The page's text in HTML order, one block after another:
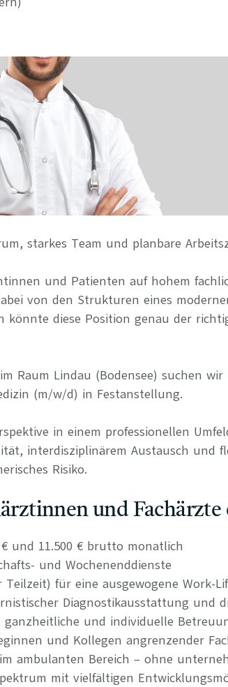
starkes Team und planbare
und Patienten auf hohem
von den Strukturen eines
könnte diese Position genau der
Raum Lindau (Bodensee) suchen
(m/w/d) in Festanstellung.
in einem professionellen
interdisziplinärem Austausch und
Risiko.
und
und 11.500 € brutto monatlich
und Wochenenddienste
für eine ausgewogene Work-
Diagnostikausstattung und
und individuelle
und Kollegen angrenzender
ambulanten Bereich – ohne
mit vielfältigen